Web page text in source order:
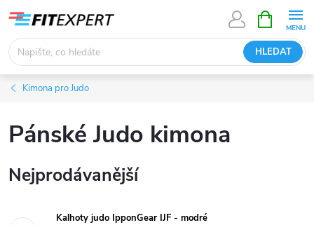
obsah
HLEDAT
NÁKUPNÍ
KOŠÍK
Kimona pro Judo
Pánské Judo kimona
Nejprodávanější
Kalhoty judo IpponGear IJF - modré